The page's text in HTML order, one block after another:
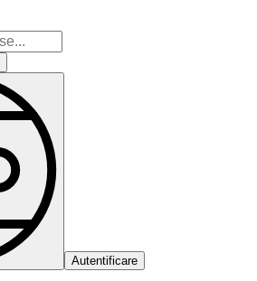
Autentificare